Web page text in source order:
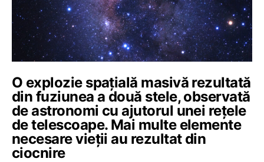
O explozie spațială masivă rezultată
din fuziunea a două stele, observată
de astronomi cu ajutorul unei rețele
de telescoape. Mai multe elemente
necesare vieții au rezultat din
ciocnire